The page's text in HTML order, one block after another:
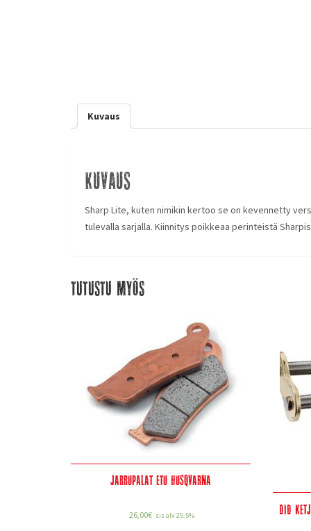
Kuvaus
Kuvaus
Sharp Lite, kuten nimikin kertoo se on kevennetty
tulevalla sarjalla. Kiinnitys poikkeaa perinteistä
Tutustu myös
Jarrupalat etu Husqvarna
26,00€ sis alv 25.5% DID